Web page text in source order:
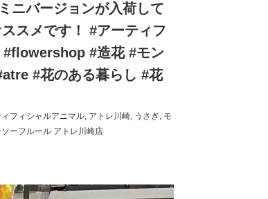
ニバージョンが入荷して
スメです！ #アーティフ
#flowershop #造花 #モン
#花のある暮らし #花
ィフィシャルアニマル, アトレ川崎, うさぎ, モ
ソーフルール アトレ川崎店